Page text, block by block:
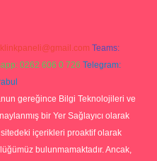
Teams:
0262 606 0 726 Telegram:
gereğince Bilgi Teknolojileri ve
bir Yer Sağlayıcı olarak
içerikleri proaktif olarak
bulunmamaktadır. Ancak,